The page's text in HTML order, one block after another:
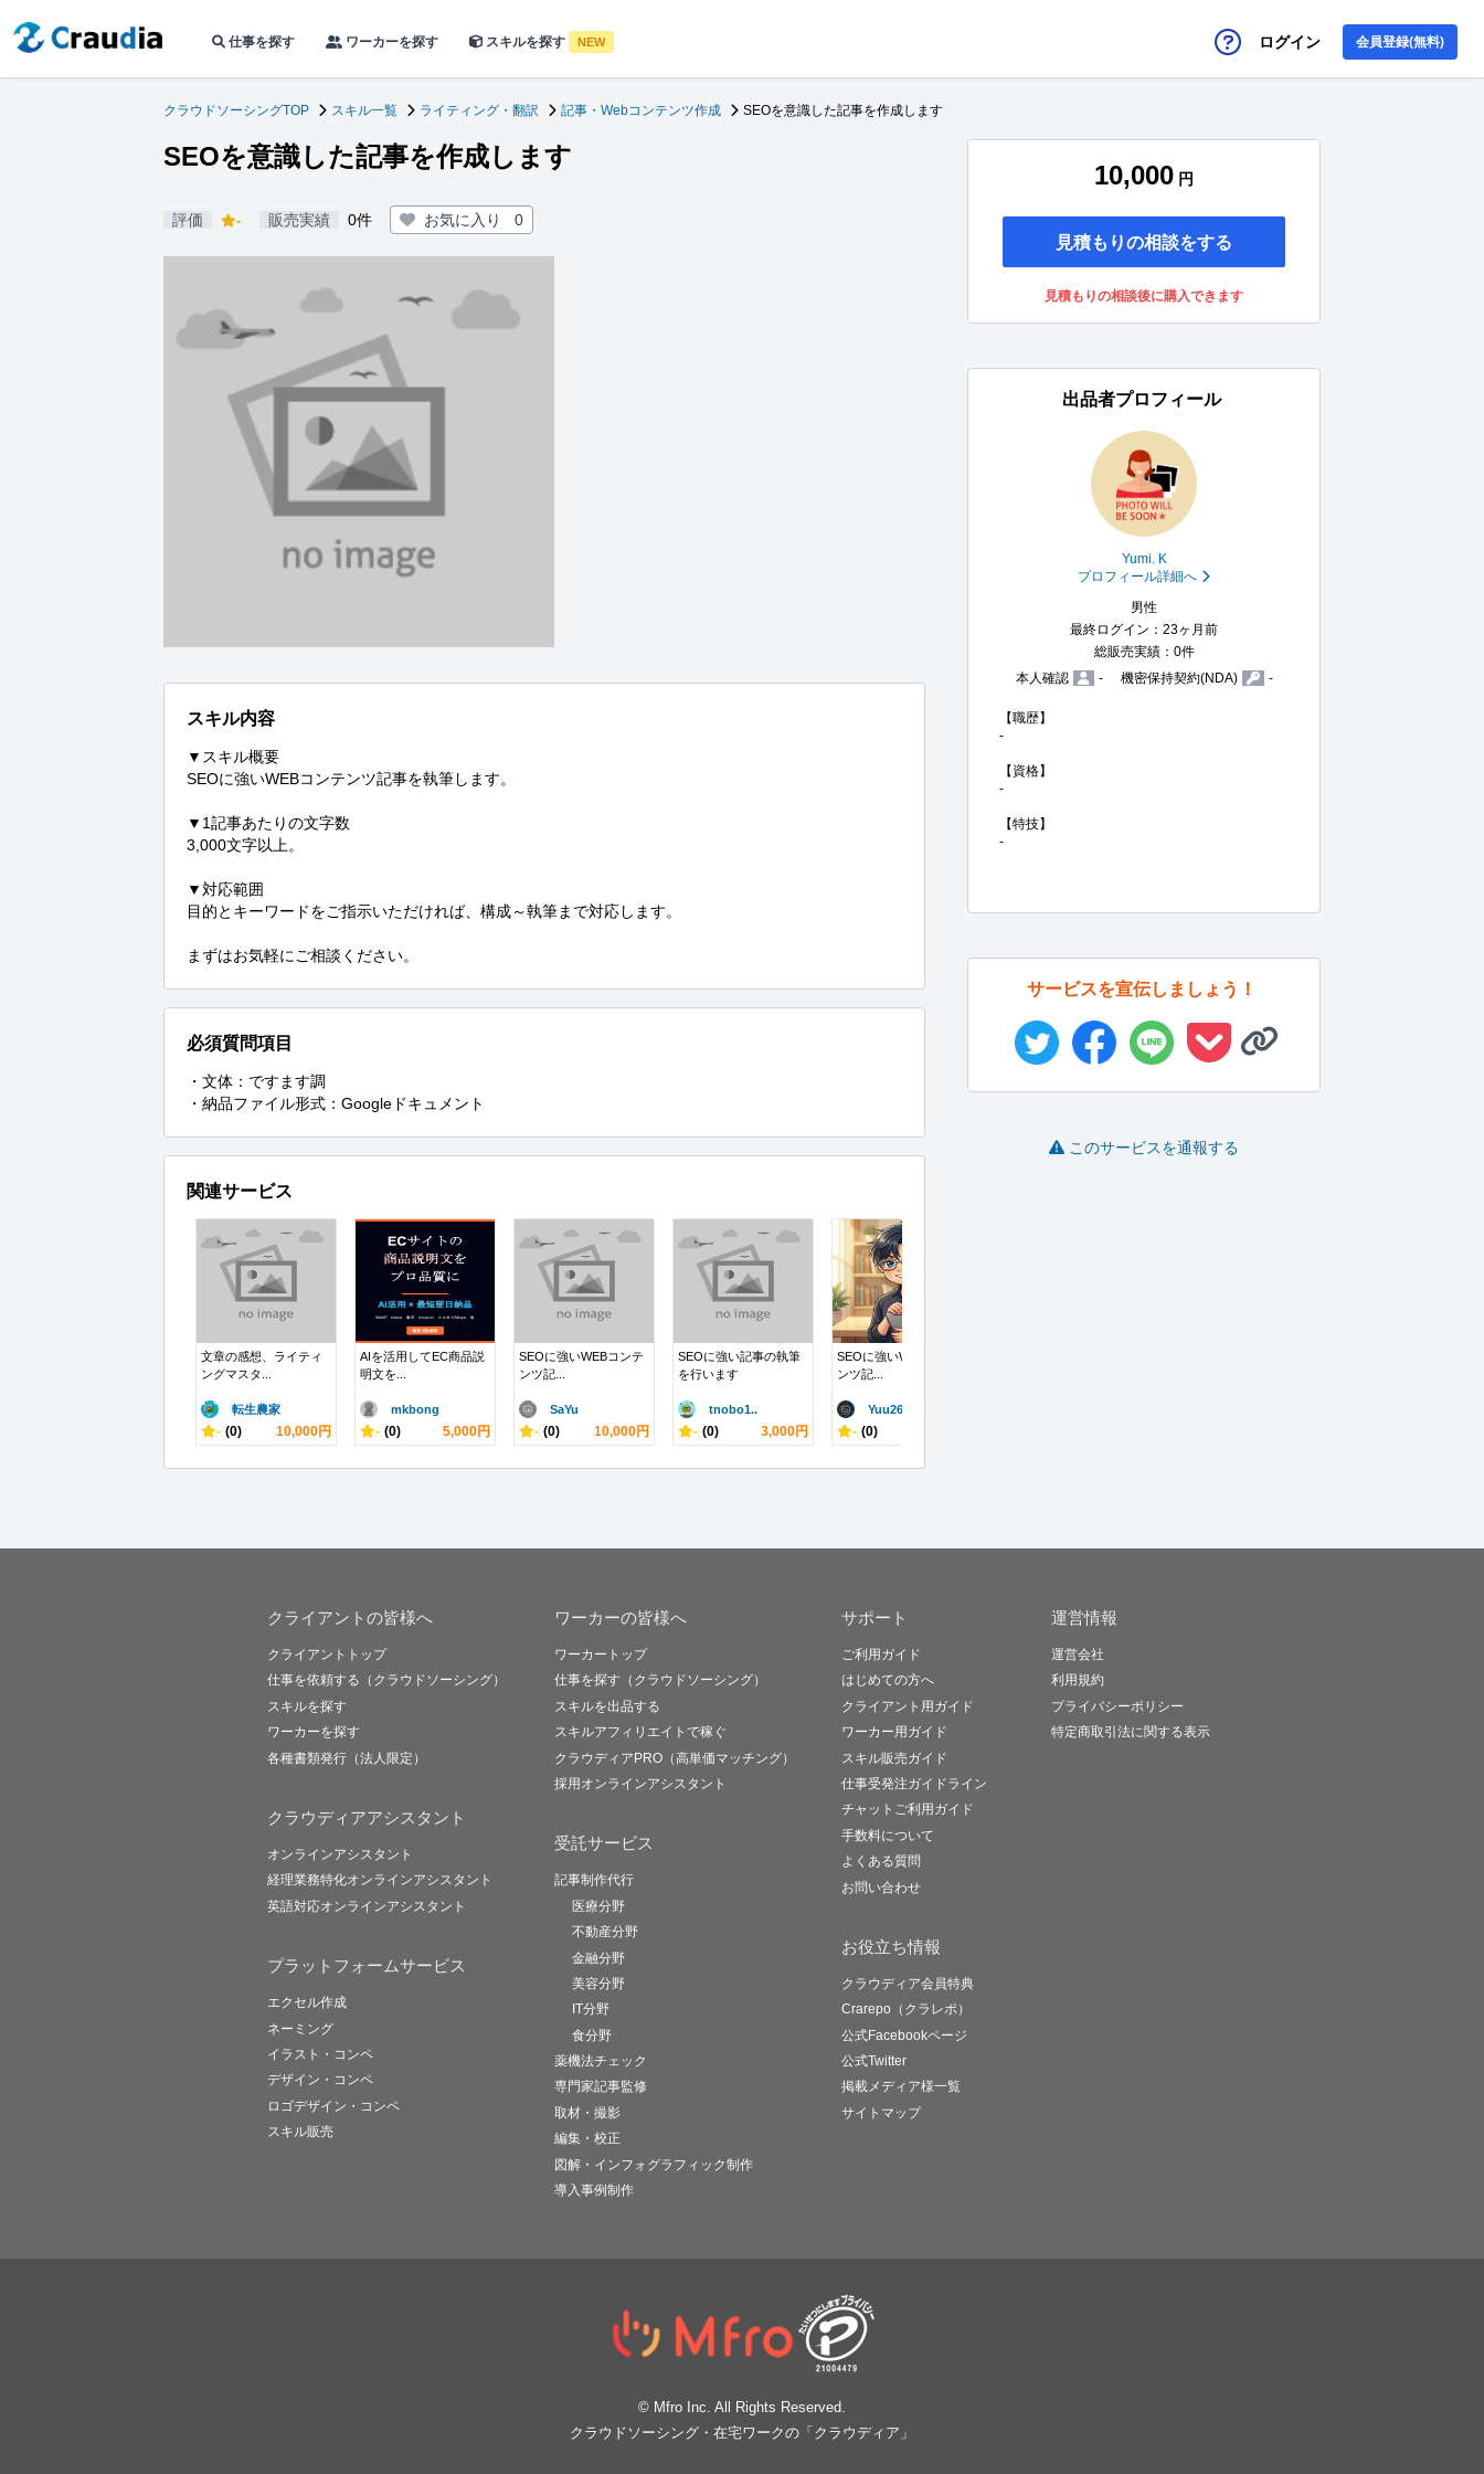
仕事を探す ワーカーを探す スキルを探す NEW ログイン 会員登録(無料)
クラウドソーシングTOP スキル一覧 ライティング・翻訳 記事・Webコンテンツ作成 SEOを意識した記事を作成します
SEOを意識した記事を作成します
評価 - 販売実績 0件 お気に入り 0
スキル内容
▼スキル概要
SEOに強いWEBコンテンツ記事を執筆します。
▼1記事あたりの文字数
3,000文字以上。
▼対応範囲
目的とキーワードをご指示いただければ、構成～執筆まで対応します。
まずはお気軽にご相談ください。
必須質問項目
・文体：ですます調
・納品ファイル形式：Googleドキュメント
関連サービス
文章の感想、ライティ
ングマスタ...
転生農家
- (0) 10,000円
AIを活用してEC商品説
明文を...
mkbong
- (0) 5,000円
SEOに強いWEBコンテ
ンツ記...
SaYu
- (0) 10,000円
SEOに強い記事の執筆
を行います
tnobo1..
- (0) 3,000円
SEOに強いWEBコンテ
ンツ記...
Yuu260..
- (0)
10,000 円
見積もりの相談をする
見積もりの相談後に購入できます
出品者プロフィール
Yumi. K
プロフィール詳細へ
男性
最終ログイン：23ヶ月前
総販売実績：0件
本人確認
- 機密保持契約(NDA) -
【職歴】
-
【資格】
-
【特技】
-
サービスを宣伝しましょう！
このサービスを通報する
クライアントの皆様へ
クライアントトップ
仕事を依頼する（クラウドソーシング）
スキルを探す
ワーカーを探す
各種書類発行（法人限定）
クラウディアアシスタント
オンラインアシスタント
経理業務特化オンラインアシスタント
英語対応オンラインアシスタント
プラットフォームサービス
エクセル作成
ネーミング
イラスト・コンペ
デザイン・コンペ
ロゴデザイン・コンペ
スキル販売
ワーカーの皆様へ
ワーカートップ
仕事を探す（クラウドソーシング）
スキルを出品する
スキルアフィリエイトで稼ぐ
クラウディアPRO（高単価マッチング）
採用オンラインアシスタント
受託サービス
記事制作代行
医療分野
不動産分野
金融分野
美容分野
IT分野
食分野
薬機法チェック
専門家記事監修
取材・撮影
編集・校正
図解・インフォグラフィック制作
導入事例制作
サポート
ご利用ガイド
はじめての方へ
クライアント用ガイド
ワーカー用ガイド
スキル販売ガイド
仕事受発注ガイドライン
チャットご利用ガイド
手数料について
よくある質問
お問い合わせ
お役立ち情報
クラウディア会員特典
Crarepo（クラレポ）
公式Facebookページ
公式Twitter
掲載メディア様一覧
サイトマップ
運営情報
運営会社
利用規約
プライバシーポリシー
特定商取引法に関する表示
© Mfro Inc. All Rights Reserved.
クラウドソーシング・在宅ワークの「クラウディア」